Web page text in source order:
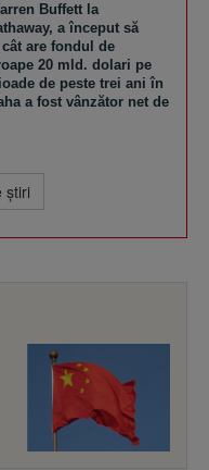
Buffett la
a început să
are fondul de
20 mld. dolari pe
de peste trei ani în
a fost vânzător net de
ştiri